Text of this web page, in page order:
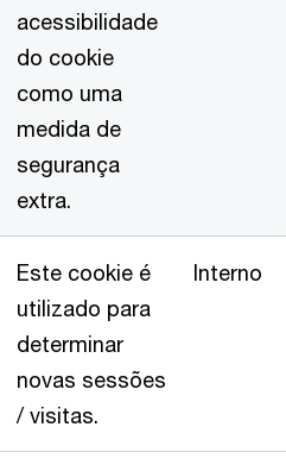
acessibilidade
do cookie
como uma
medida de
segurança
extra.
Este cookie é
utilizado para
determinar
novas sessões
/ visitas.
Interno